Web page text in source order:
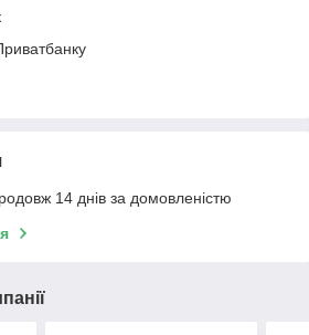
14 днів за домовленістю